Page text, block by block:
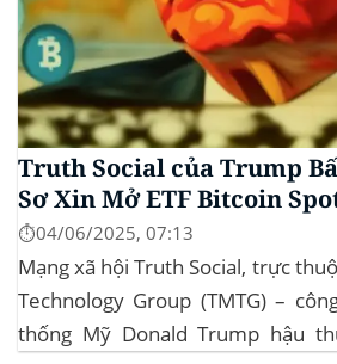
Truth Social của Trump
Sơ Xin Mở ETF Bitcoin
⏱️04/06/2025, 07:13
Mạng xã hội Truth Social, trực
Technology Group (TMTG) –
thống Mỹ Donald Trump hậu